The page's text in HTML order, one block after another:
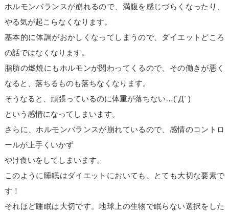
ホルモンバランスが崩れるので、満腹を感じづらくなったり、
やる気が起こらなくなります。
基本的に体調がおかしくなってしまうので、ダイエットどころ
の話ではなくなります。
脂肪の燃焼にもホルモンが関わってくるので、その働きが悪く
なると、落ちるものも落ちなくなります。
そうなると、頑張っているのに体重が落ちない…(´Д` )
という感情になってしまいます。
さらに、ホルモンバランスが崩れているので、感情のコントロ
ールが上手くいかず
やけ食いをしてしまいます。
このように睡眠はダイエットにおいても、とても大切な要素で
す！
それほど睡眠は大切です。地球上の生物で眠らない選択をした